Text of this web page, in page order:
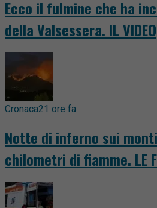
Ecco il fulmine che ha
della Valsessera. IL VIDEO
Cronaca21 ore fa
Notte di inferno sui
chilometri di fiamme. LE